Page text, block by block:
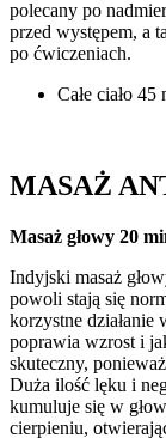
polecany po
przed występem, a
po ćwiczeniach.
Całe ciało
MASAŻ
Masaż głowy 20
Indyjski masaż
powoli stają się
korzystne działanie
poprawia wzrost i
skuteczny,
Duża ilość lęku i
kumuluje się w
cierpieniu,